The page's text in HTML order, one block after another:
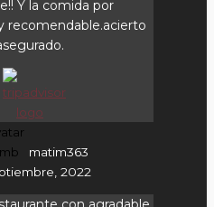
Y la comida por
recomendable.acierto
matim363
2022